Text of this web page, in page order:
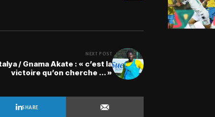
NEXT POST
/ Gnama Akate : « c’est la
victoire qu’on cherche ... »
SHARE